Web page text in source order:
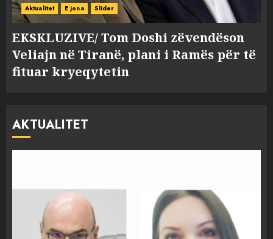
Aktualitet E jona Slider
EKSKLUZIVE/ Tom Doshi zëvendëson
Veliajn në Tiranë, plani i Ramës për të
fituar kryeqytetin
AKTUALITET